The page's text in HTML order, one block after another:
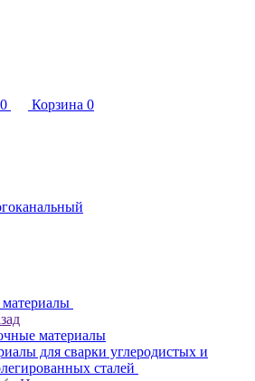
0 Корзина 0
материалы
для сварки углеродистых и
сталей